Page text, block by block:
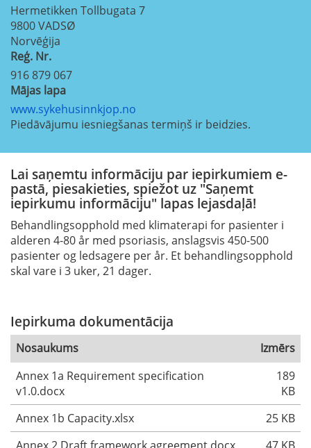
Hermetikken Tollbugata 7
9800VADSØ
Norvēģija
Reģ. Nr.
916 879 067
Mājas lapa
www.sykehusinnkjop.no
Piedāvājumu iesniegšanas termiņš ir beidzies.
Lai saņemtu informāciju par iepirkumiem e-
pastā, piesakieties, spiežot uz "Saņemt
iepirkumu informāciju" lapas lejasdaļā!
Behandlingsopphold med klimaterapi for pasienter i
alderen 4-80 år med psoriasis, anslagsvis 450-500
pasienter og ledsagere per år. Et behandlingsopphold
skal vare i 3 uker, 21 dager.
Iepirkuma dokumentācija
Nosaukums
Izmērs
Annex 1a Requirement specification
v1.0.docx
189
KB
Annex 1b Capacity.xlsx
25 KB